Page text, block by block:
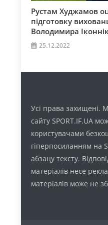
Рустам Худжамов
підготовку
Володимира
25.12.2022
Усі права захищені.
сайту SPORT.IF.UA
користувачами
гіперпосиланням на
абзацу тексту.
матеріалів несе
матеріалів може не